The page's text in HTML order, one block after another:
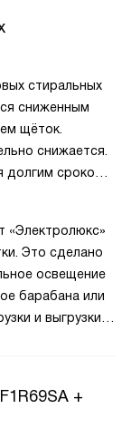
стиральных
сниженным
щёток.
снижается.
долгим сроком
техника
«Электролюкс»
Это сделано
освещение
барабана или
и выгрузки.
+